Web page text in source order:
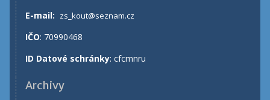
E-mail: zs_kout@seznam.cz
IČO: 70990468
ID Datové schránky: cfcmnru
Archivy